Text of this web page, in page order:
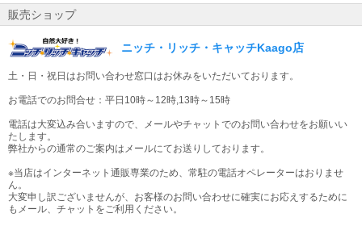
振動・振幅を吸収するダンパシャフトを搭載しています。
●防振ハンドルブラケット
両手ハンドル防振ブラケットにより振動を大幅に低減。
●ジュラルミンパイプ
アルミパイプの約1.5倍の強度
■仕様
【スロットルレバー】ST
【ハンドル】両手
【本体乾燥質量】4.6kg
【サイズ】全長2028×全幅560×全高403mm
【燃料タンク】0.5L
【キャブレタ】ダイヤフラム式ロータリーバルブ
販売ショップ
ニッチ・リッチ・キャッチKaago店
土・日・祝日はお問い合わせ窓口はお休みをいただいております。
お電話でのお問合せ：平日10時～12時,13時～15時
電話は大変込み合いますので、メールやチャットでのお問い合わせをお願いい
たします。
弊社からの通常のご案内はメールにてお送りしております。
※当店はインターネット通販専業のため、常駐の電話オペレーターはおりませ
ん。
大変申し訳ございませんが、お客様のお問い合わせに確実にお応えするために
もメール、チャットをご利用ください。